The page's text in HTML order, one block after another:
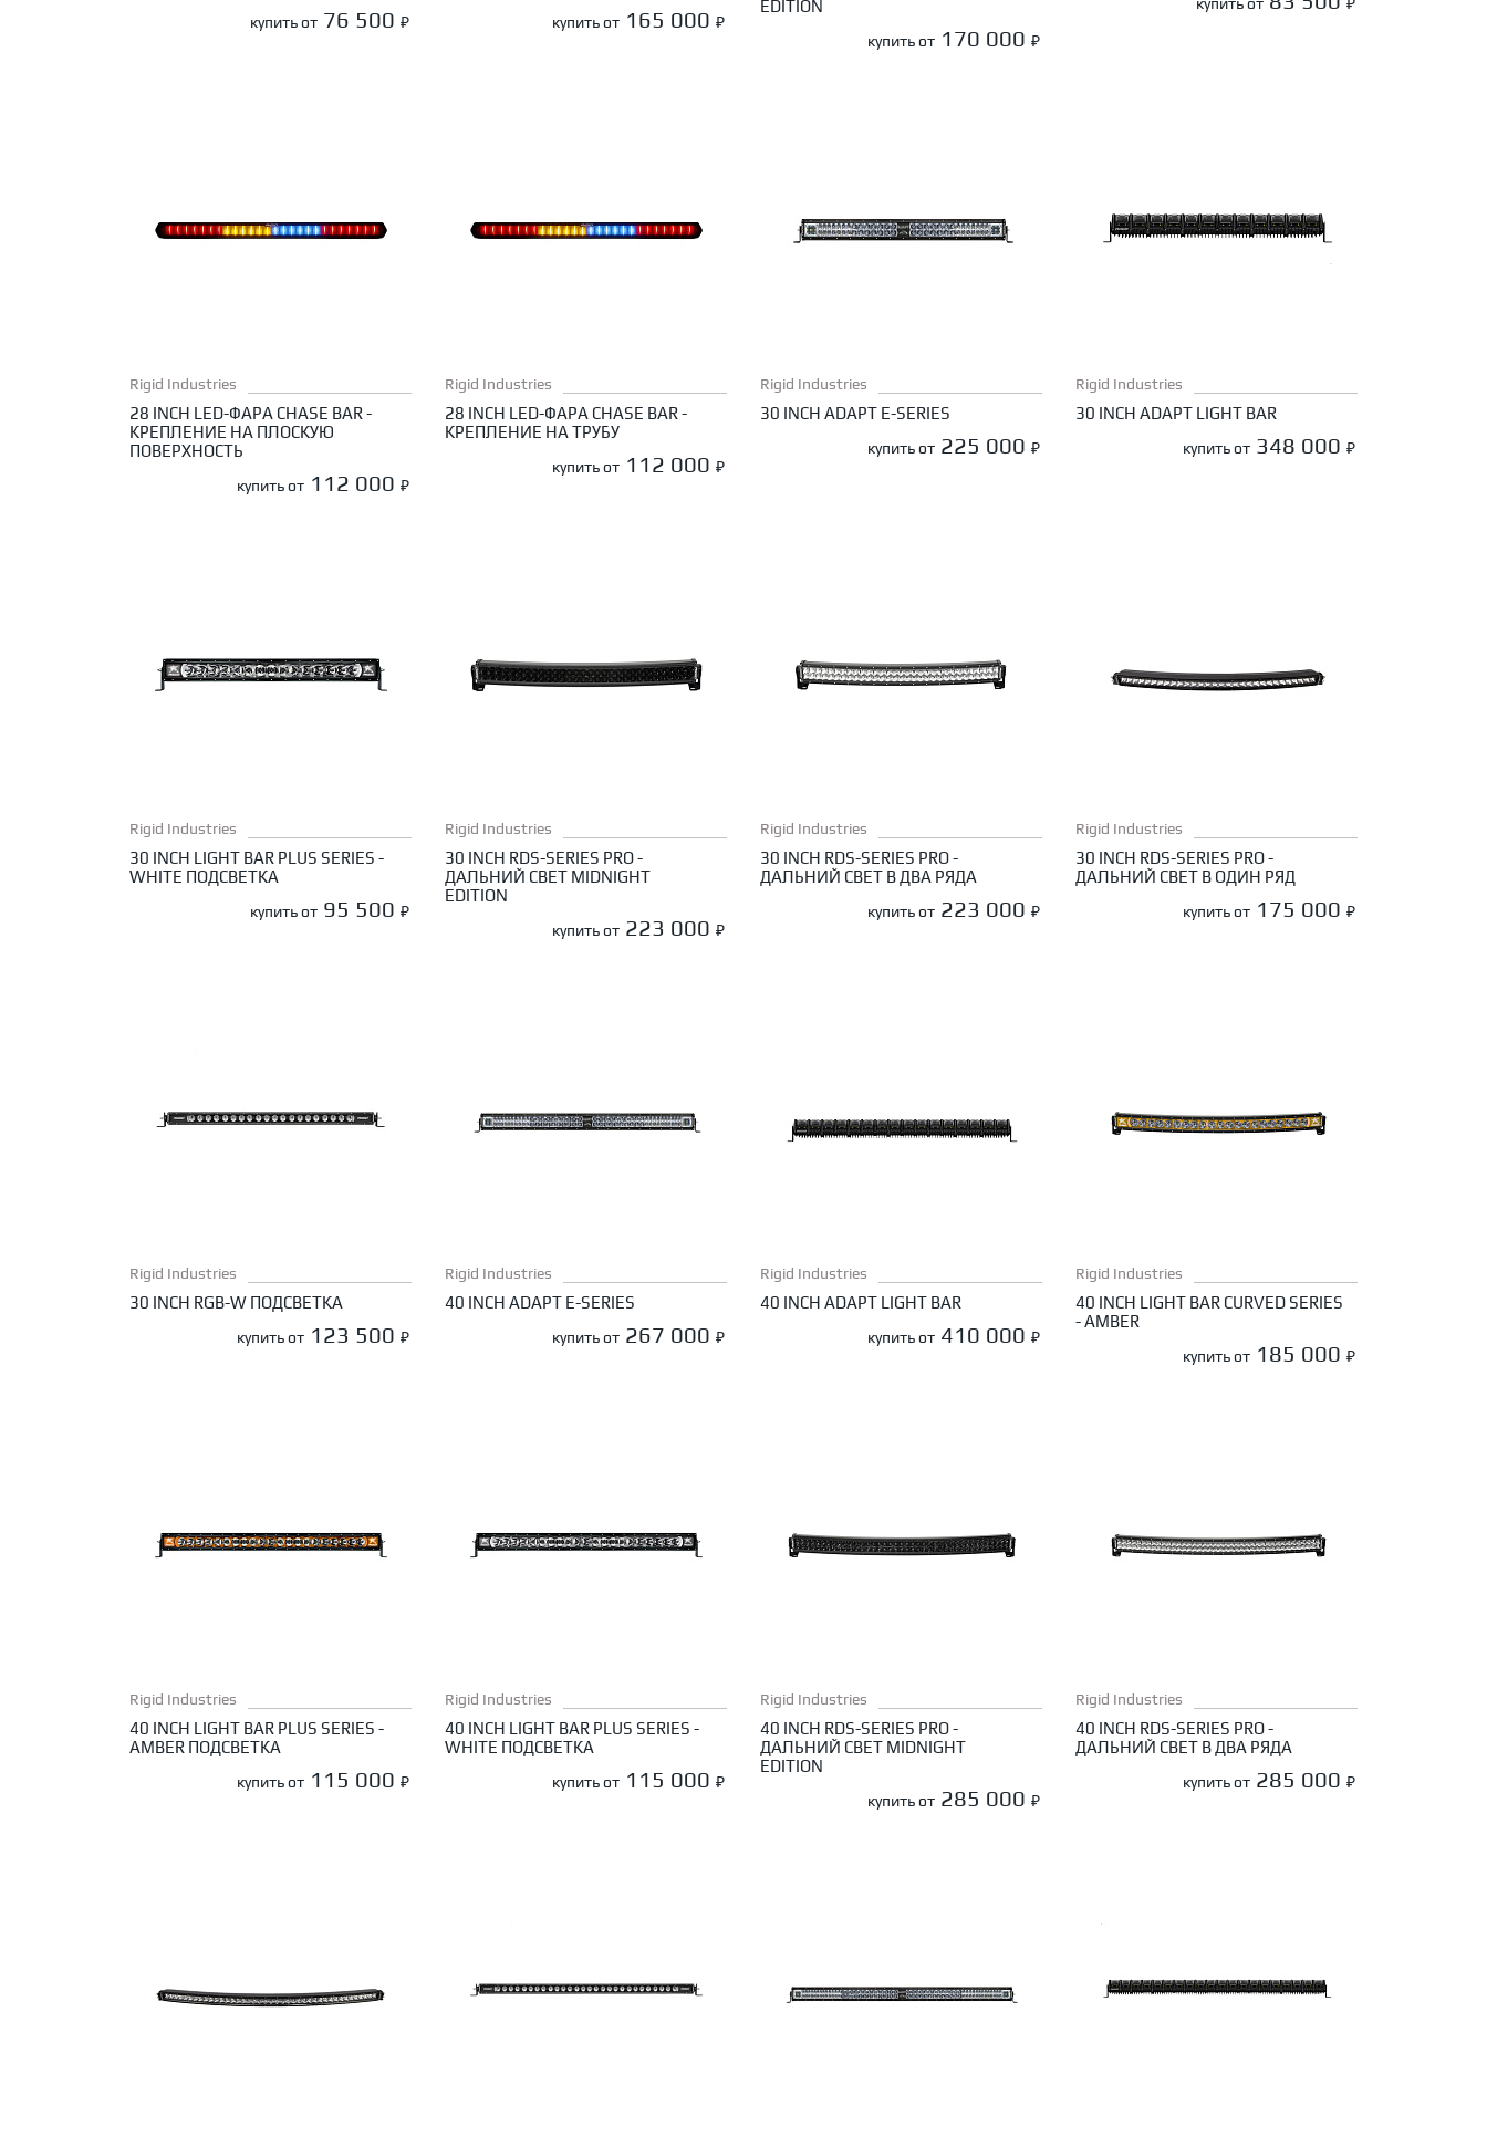
купить от 76 500 ₽ купить от 165 000 ₽
EDITION
купить от 170 000 ₽
Rigid Industries
28 INCH LED-ФАРА CHASE BAR -
КРЕПЛЕНИЕ НА ПЛОСКУЮ
ПОВЕРХНОСТЬ
купить от 112 000 ₽
Rigid Industries
28 INCH LED-ФАРА CHASE BAR -
КРЕПЛЕНИЕ НА ТРУБУ
купить от 112 000 ₽
Rigid Industries
30 INCH ADAPT E-SERIES
купить от 225 000 ₽
Rigid Industries
30 INCH ADAPT LIGHT BAR
купить от 348 000 ₽
Rigid Industries
30 INCH LIGHT BAR PLUS SERIES -
WHITE ПОДСВЕТКА
купить от 95 500 ₽
Rigid Industries
30 INCH RDS-SERIES PRO -
ДАЛЬНИЙ СВЕТ MIDNIGHT
EDITION
купить от 223 000 ₽
Rigid Industries
30 INCH RDS-SERIES PRO -
ДАЛЬНИЙ СВЕТ В ДВА РЯДА
купить от 223 000 ₽
Rigid Industries
30 INCH RDS-SERIES PRO -
ДАЛЬНИЙ СВЕТ В ОДИН РЯД
купить от 175 000 ₽
Rigid Industries
30 INCH RGB-W ПОДСВЕТКА
купить от 123 500 ₽
Rigid Industries
40 INCH ADAPT E-SERIES
купить от 267 000 ₽
Rigid Industries
40 INCH ADAPT LIGHT BAR
купить от 410 000 ₽
Rigid Industries
40 INCH LIGHT BAR CURVED SERIES
- AMBER
купить от 185 000 ₽
Rigid Industries
40 INCH LIGHT BAR PLUS SERIES -
AMBER ПОДСВЕТКА
купить от 115 000 ₽
Rigid Industries
40 INCH LIGHT BAR PLUS SERIES -
WHITE ПОДСВЕТКА
купить от 115 000 ₽
Rigid Industries
40 INCH RDS-SERIES PRO -
ДАЛЬНИЙ СВЕТ MIDNIGHT
EDITION
купить от 285 000 ₽
Rigid Industries
40 INCH RDS-SERIES PRO -
ДАЛЬНИЙ СВЕТ В ДВА РЯДА
купить от 285 000 ₽